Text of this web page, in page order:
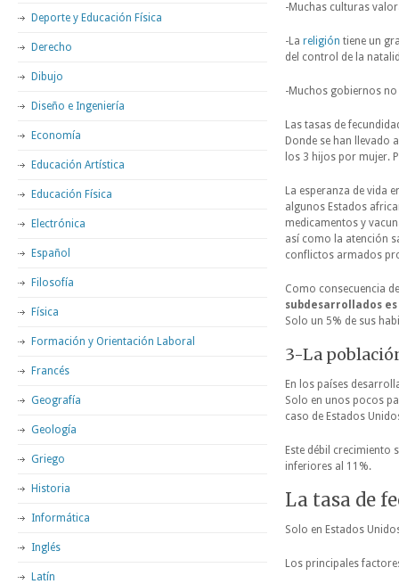
-Muchas culturas
-La religión tiene un
del control de la
-Muchos gobiernos
Las tasas de
Donde se han llevado
los 3 hijos por mujer.
La esperanza de vida
algunos Estados
medicamentos y
así como la atención
conflictos armados
Como consecuencia
subdesarrollados
Solo un 5% de sus
3-La
En los países
Solo en unos pocos
caso de Estados
Este débil crecimiento
inferiores al 11%.
La tasa de
Solo en Estados
Los principales
Deporte y Educación Física
Derecho
Dibujo
Diseño e Ingeniería
Economía
Educación Artística
Educación Física
Electrónica
Español
Filosofía
Física
Formación y Orientación Laboral
Francés
Geografía
Geología
Griego
Historia
Informática
Inglés
Latín